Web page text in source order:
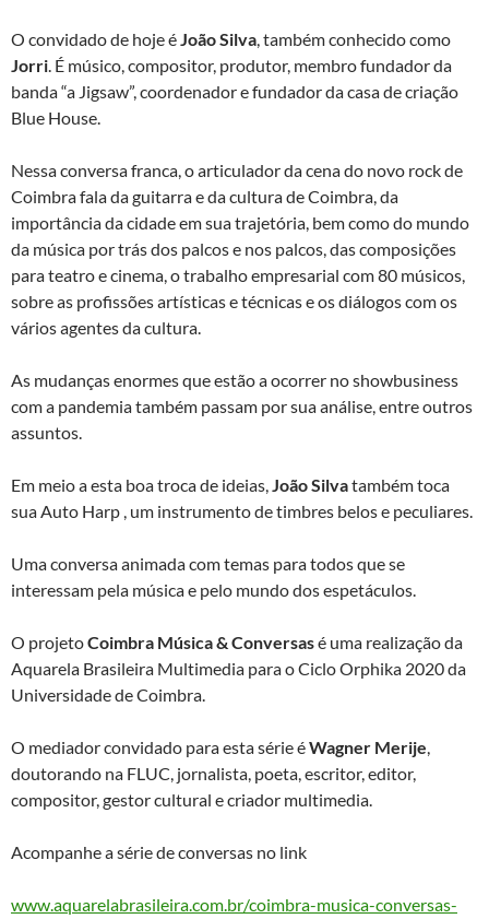
O convidado de hoje éJoão Silva, também conhecido como
Jorri. É músico, compositor, produtor, membro fundador da
banda “a Jigsaw”, coordenador e fundador da casa de criação
Blue House.
Nessa conversa franca, o articulador da cena do novo rock de
Coimbra fala da guitarra e da cultura de Coimbra, da
importância da cidade em sua trajetória, bem como do mundo
da música por trás dos palcos e nos palcos, das composições
para teatro e cinema, o trabalho empresarial com 80 músicos,
sobre as profissões artísticas e técnicas e os diálogos com os
vários agentes da cultura.
As mudanças enormes que estão a ocorrer no showbusiness
com a pandemia também passam por sua análise, entre outros
assuntos.
Em meio a esta boa troca de ideias,João Silvatambém toca
sua Auto Harp , um instrumento de timbres belos e peculiares.
Uma conversa animada com temas para todos que se
interessam pela música e pelo mundo dos espetáculos.
O projetoCoimbra Música & Conversasé uma realização da
Aquarela Brasileira Multimedia para o Ciclo Orphika 2020 da
Universidade de Coimbra.
O mediador convidado para esta série éWagner Merije,
doutorando na FLUC, jornalista, poeta, escritor, editor,
compositor, gestor cultural e criador multimedia.
Acompanhe a série de conversas no link
www.aquarelabrasileira.com.br/coimbra-musica-conversas-